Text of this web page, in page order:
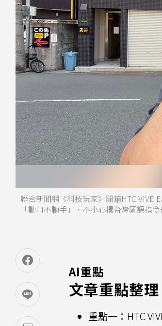
聯合新聞網《科技玩家》開箱HTC VIVE
「動口不動手」、不小心撂台灣國語指
AI重點
文章重點整理
重點一： HTC